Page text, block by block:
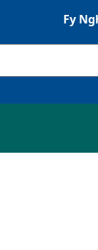
Gwrandewch
Fy